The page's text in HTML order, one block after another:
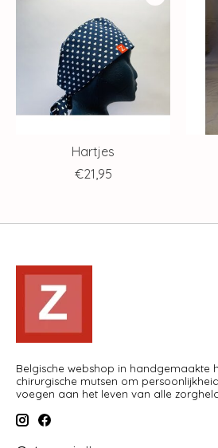
Hartjes
€21,95
Belgische webshop in handgemaakte
chirurgische mutsen om
voegen aan het leven van alle